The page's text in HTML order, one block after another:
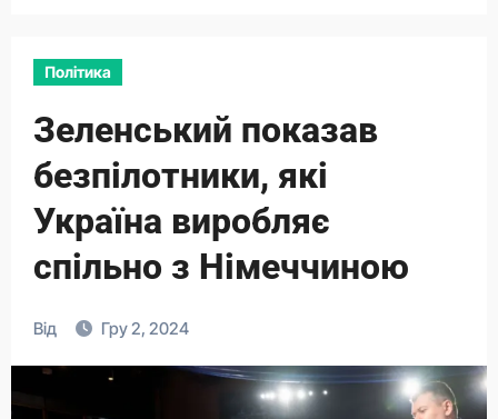
Політика
Зеленський показав
безпілотники, які
Україна виробляє
спільно з Німеччиною
Від Гру 2, 2024